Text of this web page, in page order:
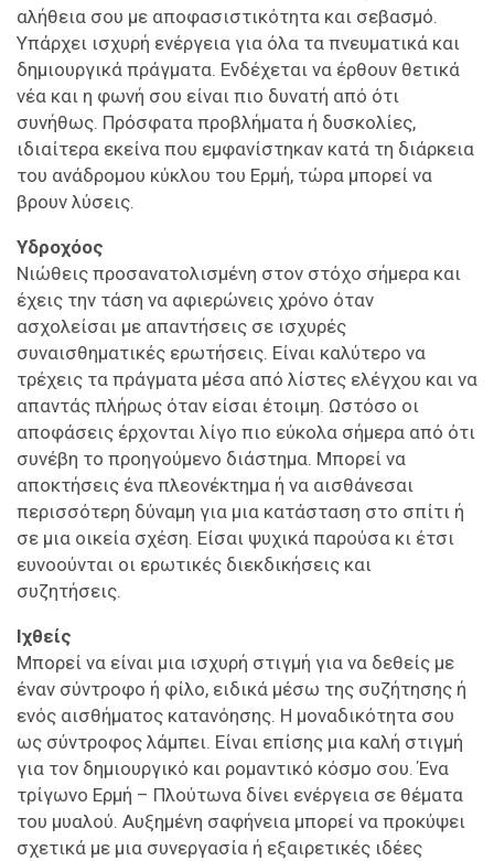
αλήθεια σου με αποφασιστικότητα και σεβασμό.
Υπάρχει ισχυρή ενέργεια για όλα τα πνευματικά και
δημιουργικά πράγματα. Ενδέχεται να έρθουν θετικά
νέα και η φωνή σου είναι πιο δυνατή από ότι
συνήθως. Πρόσφατα προβλήματα ή δυσκολίες,
ιδιαίτερα εκείνα που εμφανίστηκαν κατά τη διάρκεια
του ανάδρομου κύκλου του Ερμή, τώρα μπορεί να
βρουν λύσεις.
Υδροχόος
Νιώθεις προσανατολισμένη στον στόχο σήμερα και
έχεις την τάση να αφιερώνεις χρόνο όταν
ασχολείσαι με απαντήσεις σε ισχυρές
συναισθηματικές ερωτήσεις. Είναι καλύτερο να
τρέχεις τα πράγματα μέσα από λίστες ελέγχου και να
απαντάς πλήρως όταν είσαι έτοιμη. Ωστόσο οι
αποφάσεις έρχονται λίγο πιο εύκολα σήμερα από ότι
συνέβη το προηγούμενο διάστημα. Μπορεί να
αποκτήσεις ένα πλεονέκτημα ή να αισθάνεσαι
περισσότερη δύναμη για μια κατάσταση στο σπίτι ή
σε μια οικεία σχέση. Είσαι ψυχικά παρούσα κι έτσι
ευνοούνται οι ερωτικές διεκδικήσεις και
συζητήσεις.
Ιχθείς
Μπορεί να είναι μια ισχυρή στιγμή για να δεθείς με
έναν σύντροφο ή φίλο, ειδικά μέσω της συζήτησης ή
ενός αισθήματος κατανόησης. Η μοναδικότητα σου
ως σύντροφος λάμπει. Είναι επίσης μια καλή στιγμή
για τον δημιουργικό και ρομαντικό κόσμο σου. Ένα
τρίγωνο Ερμή – Πλούτωνα δίνει ενέργεια σε θέματα
του μυαλού. Αυξημένη σαφήνεια μπορεί να προκύψει
σχετικά με μια συνεργασία ή εξαιρετικές ιδέες